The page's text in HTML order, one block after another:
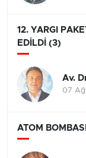
12. YARGI
EDİLDİ (3)
Av.
07
ATOM